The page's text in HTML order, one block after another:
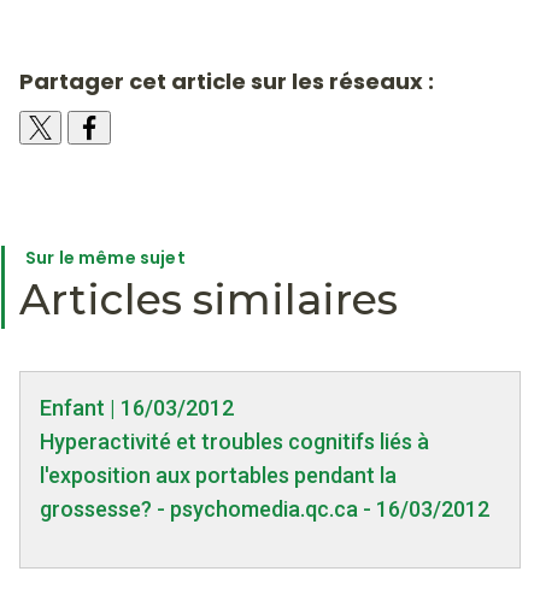
Partager cet article sur les réseaux :
Sur le même sujet
Articles similaires
Enfant | 16/03/2012
Hyperactivité et troubles cognitifs liés à
l'exposition aux portables pendant la
grossesse? - psychomedia.qc.ca - 16/03/2012